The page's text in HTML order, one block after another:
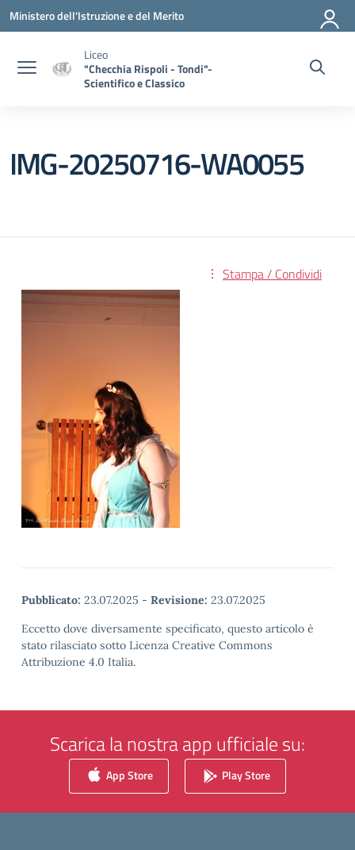
Vai ai contenuti
Vai al menu di navigazione
Vai al footer
Ministero dell'Istruzione e del Merito
Liceo
"Checchia Rispoli - Tondi"-
Scientifico e Classico
IMG-20250716-WA0055
Stampa / Condividi
Pubblicato: 23.07.2025 - Revisione: 23.07.2025
Eccetto dove diversamente specificato, questo articolo è
stato rilasciato sotto Licenza Creative Commons
Attribuzione 4.0 Italia.
Scarica la nostra app ufficiale su:
App Store Play Store